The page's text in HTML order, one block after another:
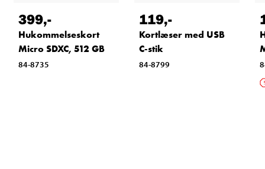
399,-
Hukommelseskort
Micro SDXC, 512 GB
84-8735
119,-
Kortlæser med USB
C-stik
84-8799